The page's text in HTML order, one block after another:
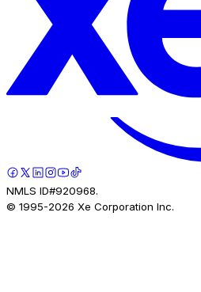
NMLS ID#920968.
© 1995-2026 Xe Corporation Inc.